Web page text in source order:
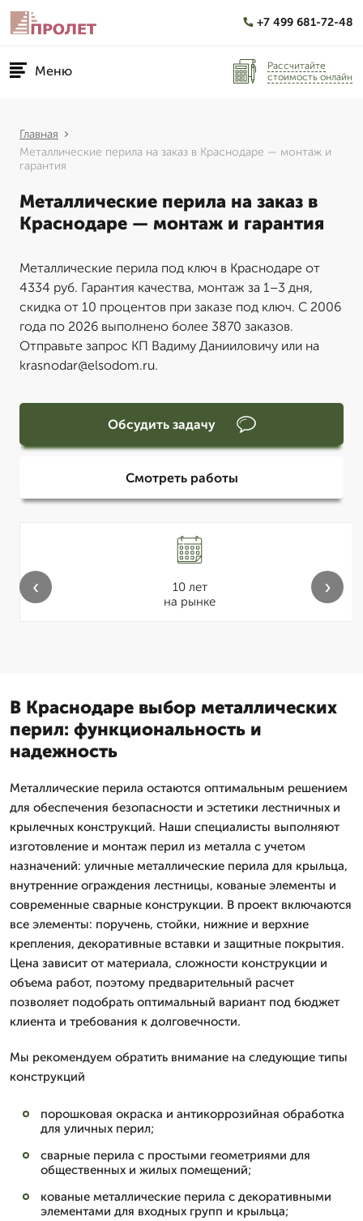
+7 499 681-72-48
Меню
Рассчитайте
стоимость онлайн
Главная
Металлические перила на заказ в Краснодаре — монтаж и
гарантия
Металлические перила на заказ в
Краснодаре — монтаж и гарантия
Металлические перила под ключ в Краснодаре от
4334 руб. Гарантия качества, монтаж за 1–3 дня,
скидка от 10 процентов при заказе под ключ. С 2006
года по 2026 выполнено более 3870 заказов.
Отправьте запрос КП Вадиму Данииловичу или на
krasnodar@elsodom.ru.
Обсудить задачу
Смотреть работы
10 лет
на рынке
‹ ›
В Краснодаре выбор металлических
перил: функциональность и
надежность
Металлические перила остаются оптимальным решением
для обеспечения безопасности и эстетики лестничных и
крылечных конструкций. Наши специалисты выполняют
изготовление и монтаж перил из металла с учетом
назначений: уличные металлические перила для крыльца,
внутренние ограждения лестницы, кованые элементы и
современные сварные конструкции. В проект включаются
все элементы: поручень, стойки, нижние и верхние
крепления, декоративные вставки и защитные покрытия.
Цена зависит от материала, сложности конструкции и
объема работ, поэтому предварительный расчет
позволяет подобрать оптимальный вариант под бюджет
клиента и требования к долговечности.
Мы рекомендуем обратить внимание на следующие типы
конструкций
порошковая окраска и антикоррозийная обработка
для уличных перил;
сварные перила с простыми геометриями для
общественных и жилых помещений;
кованые металлические перила с декоративными
элементами для входных групп и крыльца;